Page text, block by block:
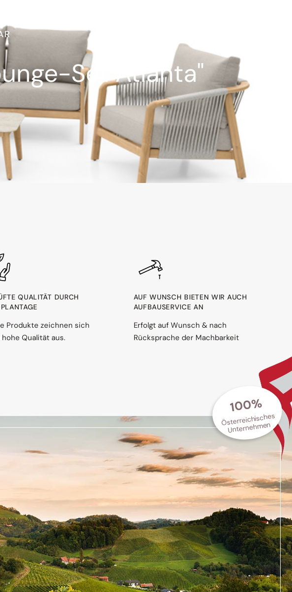
Set Atlanta"
QUALITÄT DURCH
Produkte zeichnen sich
Qualität aus.
AUF WUNSCH BIETEN WIR AUCH
AUFBAUSERVICE AN
Erfolgt auf Wunsch & nach
Rücksprache der Machbarkeit
100%
Österreichisches
Unternehmen